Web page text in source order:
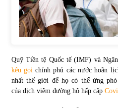
Bất ổn từ các cuộc
31/05/2022
Tiền gửi vào ngân
31/05/2022
Quỹ Tiền tệ Quốc tế (IMF) và
kêu gọichính phủ các nước hoãn
nhất thế giới để họ có thể ứng
của dịch viêm đường hô hấp cấp